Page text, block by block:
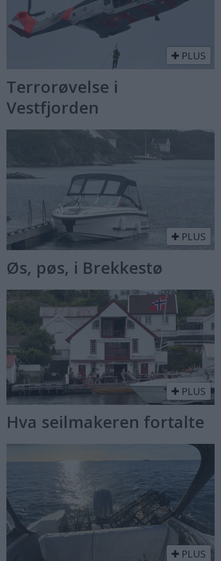
PLUS
Terrorøvelse i
Vestfjorden
PLUS
Øs, pøs, i Brekkestø
PLUS
Hva seilmakeren fortalte
PLUS